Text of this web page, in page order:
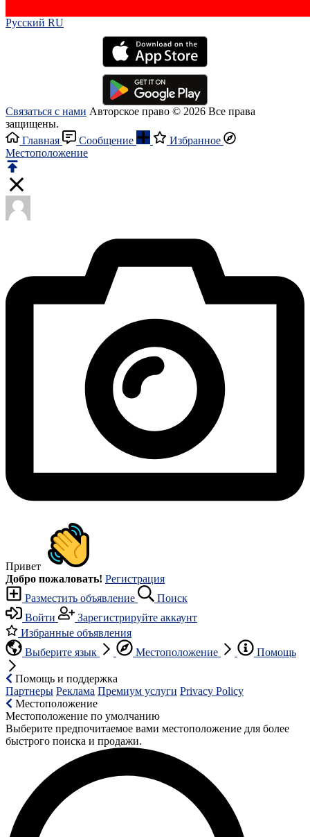
Русский RU‎
Связаться с нами Авторское право © 2026 Все права
защищены.
Главная
Сообщение
Избранное
Местоположение
Привет
Добро пожаловать! Регистрация
Разместить объявление
Поиск
Войти
Зарегистрируйте аккаунт
Избранные объявления
Выберите язык
Местоположение Помощь
Помощь и поддержка
Партнеры Реклама Премиум услуги Privacy Policy
Местоположение
Местоположение по умолчанию
Выберите предпочитаемое вами местоположение для более
быстрого поиска и продажи.